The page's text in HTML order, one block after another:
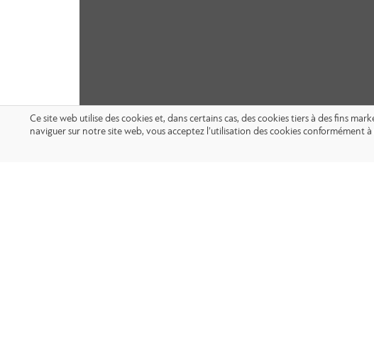
Ce site web utilise des cookies et, dans certains cas, des cookies tiers à des fins
naviguer sur notre site web, vous acceptez l’utilisation des cookies conformément